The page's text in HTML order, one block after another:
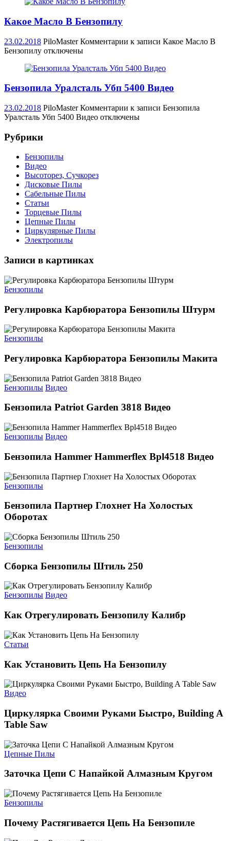
Какое Масло В Бензопилу
23.02.2018 PiloMaster Комментарии к записи Какое Масло В
Бензопилу отключены
Бензопила Уралсталь Убп 5400 Видео
23.02.2018 PiloMaster Комментарии к записи Бензопила
Уралсталь Убп 5400 Видео отключены
Рубрики
Бензопилы
Видео
Высоторез, Сучкорез
Дисковые Пилы
Сабельные Пилы
Статьи
Торцевые Пилы
Цепные Пилы
Циркулярные Пилы
Электропилы
Записи в картинках
Бензопилы
Регулировка Карбюратора Бензопилы Штурм
Бензопилы
Регулировка Карбюратора Бензопилы Макита
Бензопилы Видео
Бензопила Patriot Garden 3818 Видео
Бензопилы Видео
Бензопила Hammer Hammerflex Bpl4518 Видео
Бензопилы
Бензопила Партнер Глохнет На Холостых
Оборотах
Бензопилы
Сборка Бензопилы Штиль 250
Бензопилы Видео
Как Отрегулировать Бензопилу Калибр
Статьи
Как Установить Цепь На Бензопилу
Видео
Циркулярка Своими Руками Быстро, Building A
Table Saw
Цепные Пилы
Заточка Цепи С Напайкой Алмазным Кругом
Бензопилы
Почему Растягивается Цепь На Бензопиле